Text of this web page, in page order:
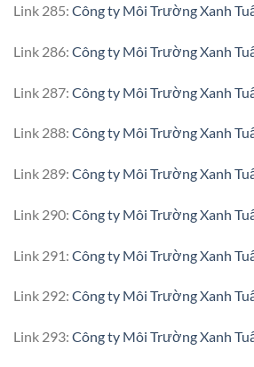
Link 285: Công ty Môi Trường Xanh
Link 286: Công ty Môi Trường Xanh
Link 287: Công ty Môi Trường Xanh
Link 288: Công ty Môi Trường Xanh
Link 289: Công ty Môi Trường Xanh
Link 290: Công ty Môi Trường Xanh
Link 291: Công ty Môi Trường Xanh
Link 292: Công ty Môi Trường Xanh
Link 293: Công ty Môi Trường Xanh